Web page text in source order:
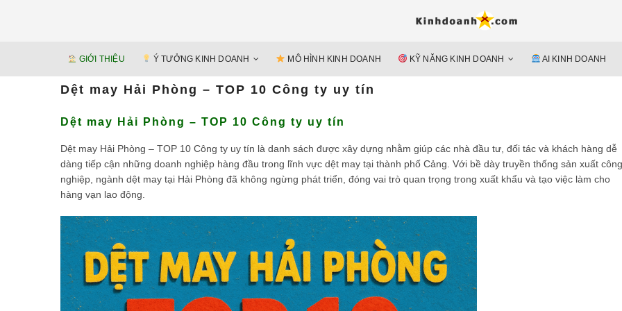
GIỚI THIỆU Ý TƯỞNG KINH DOANH MÔ HÌNH KINH DOANH KỸ NĂNG KINH DOANH AI KINH DOANH
Dệt may Hải Phòng – TOP 10 Công ty uy tín
Dệt may Hải Phòng – TOP 10 Công ty uy tín
Dệt may Hải Phòng – TOP 10 Công ty uy tín là danh sách được xây dựng nhằm giúp các nhà đầu tư, đối tác và khách hàng dễ
dàng tiếp cận những doanh nghiệp hàng đầu trong lĩnh vực dệt may tại thành phố Cảng. Với bề dày truyền thống sản xuất công
nghiệp, ngành dệt may tại Hải Phòng đã không ngừng phát triển, đóng vai trò quan trọng trong xuất khẩu và tạo việc làm cho
hàng vạn lao động.